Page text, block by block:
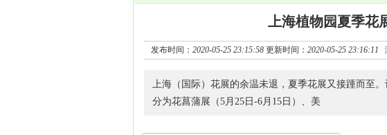
上海植物园夏季花
发布时间： 2020-05-25 23:15:58 更新时间： 2020-05-25 23:16:11
上海（国际）花展的余温未退，夏季花展又接踵而至
分为花菖蒲展（5月25日-6月15日）、美